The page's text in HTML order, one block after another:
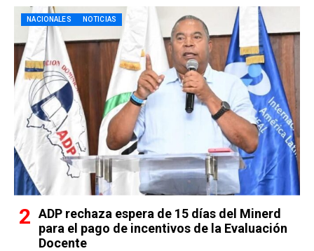
NACIONALES NOTICIAS
ADP rechaza espera de 15 días del Minerd
para el pago de incentivos de la Evaluación
Docente